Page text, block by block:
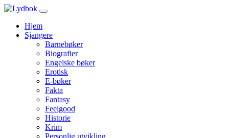
Hjem
Sjangere
Barnebøker
Biografier
Engelske bøker
Erotisk
E-bøker
Fakta
Fantasy
Feelgood
Historie
Krim
Personlig utvikling